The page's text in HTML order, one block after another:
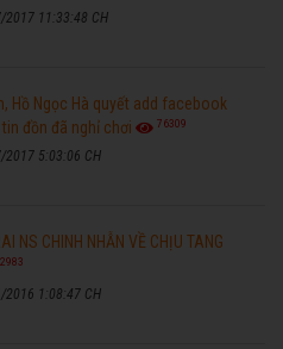
2017 11:33:48 CH
Hồ Ngọc Hà quyết add facebook
đồn đã nghỉ chơi
76309
2017 5:03:06 CH
NS CHINH NHẪN VỀ CHỊU TANG
2016 1:08:47 CH